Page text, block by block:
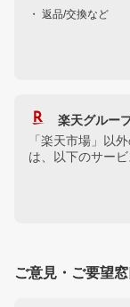
・ 返品/交換など
楽天グルー
「楽天市場」以
は、以下のサー
ご意見・ご要望窓